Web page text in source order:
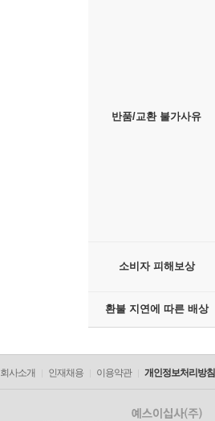
반품/교환 불가사유
소비자 피해보상
환불 지연에 따른 배상
회사소개 인재채용 이용약관 개인정보처리방침